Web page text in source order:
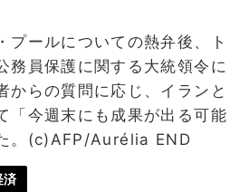
プールについての熱弁後、ト
務員保護に関する大統領令に
からの質問に応じ、イランと
「今週末にも成果が出る可能
。(c)AFP/Aurélia END
済